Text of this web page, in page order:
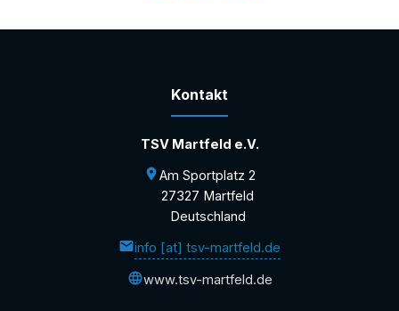
Kontakt
TSV Martfeld e.V.
Am Sportplatz 2
27327 Martfeld
Deutschland
info [at] tsv-martfeld.de
www.tsv-martfeld.de